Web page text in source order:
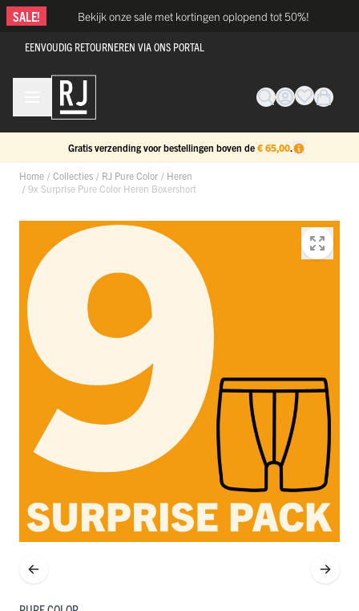
Ga naar de inhoud
SALE! Bekijk onze sale met kortingen oplopend tot 50%!
EENVOUDIG RETOURNEREN VIA ONS PORTAL
Gratis verzending voor bestellingen boven de € 65,00.
Home / Collecties / RJ Pure Color / Heren
/ 9x Surprise Pure Color Heren Boxershort